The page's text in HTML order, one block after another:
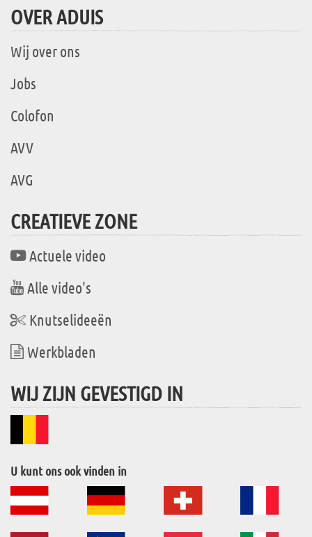
OVER ADUIS
Wij over ons
Jobs
Colofon
AVV
AVG
CREATIEVE ZONE
Actuele video
Alle video's
Knutselideeën
Werkbladen
WIJ ZIJN GEVESTIGD IN
U kunt ons ook vinden in